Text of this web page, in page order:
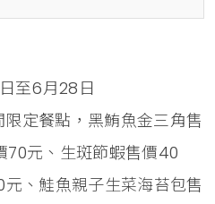
至6月28日
定餐點，黑鮪魚金三角售
70元、生斑節蝦售價40
、鮭魚親子生菜海苔包售